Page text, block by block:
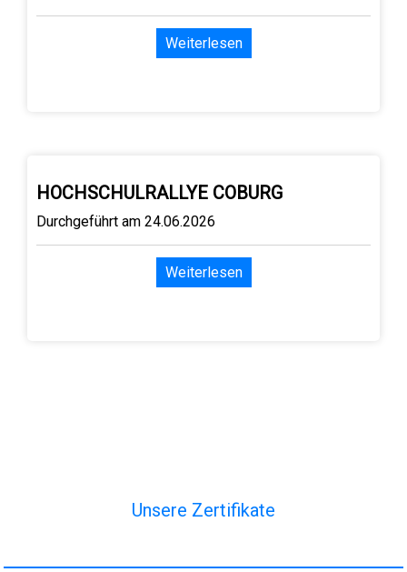
Weiterlesen
HOCHSCHULRALLYE COBURG
Durchgeführt am 24.06.2026
Weiterlesen
Unsere Zertifikate